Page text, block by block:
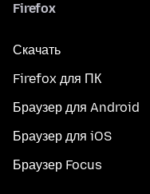
Firefox
Скачать
Firefox для ПК
Браузер для Android
Браузер для iOS
Браузер Focus